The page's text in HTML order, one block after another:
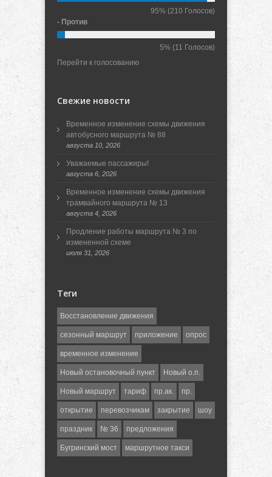
95% (210 Голосов)
- Против
5% (11 Голосов)
Перейти к голосованию
Свежие новости
Временное изменение схемы движения
автобусного маршрута № 88
августа 10, 2026
Уважаемые пассажиры!
августа 6, 2026
Временное изменение схемы движения
трамвайного маршрута № 13
августа 4, 2026
Продление работы маршрута № 3 по
измененной схеме
июля 31, 2026
Теги
Восстановление движения
сезонный маршрут приложение опрос
временное изменение
Новый остановочный пункт Новый о.п.
Новый маршрут тариф пр.ак. пр.
открытие перевозчикам закрытие шоу
праздник № 36 предложения
Бугринский мост маршрутное такси